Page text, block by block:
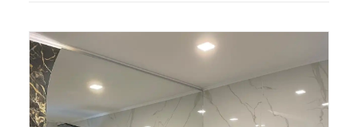
по цялата площ, за да внесем повече светлина
и да изпъкнат още повече аксесоарите в
матово черно.